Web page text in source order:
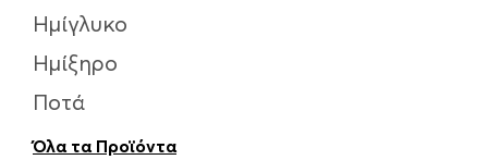
Ημίγλυκο
Ημίξηρο
Ποτά
Όλα τα Προϊόντα